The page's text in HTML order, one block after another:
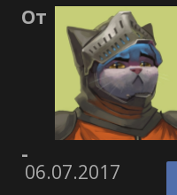
От
-
06.07.2017